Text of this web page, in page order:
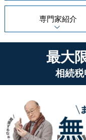
専門家紹介
最大
相続